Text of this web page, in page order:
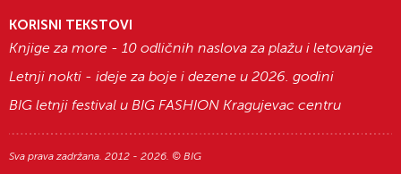
KORISNI TEKSTOVI
Knjige za more - 10 odličnih naslova za plažu i letovanje
Letnji nokti - ideje za boje i dezene u 2026. godini
BIG letnji festival u BIG FASHION Kragujevac centru
Sva prava zadržana. 2012 - 2026. © BIG